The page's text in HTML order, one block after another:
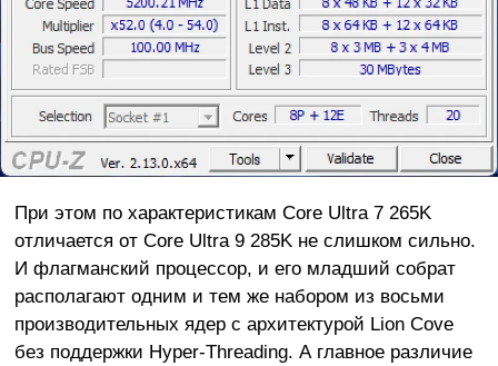
При этом по характеристикам Core Ultra 7 265K
отличается от Core Ultra 9 285K не слишком сильно.
И флагманский процессор, и его младший собрат
располагают одним и тем же набором из восьми
производительных ядер с архитектурой Lion Cove
без поддержки Hyper-Threading. А главное различие